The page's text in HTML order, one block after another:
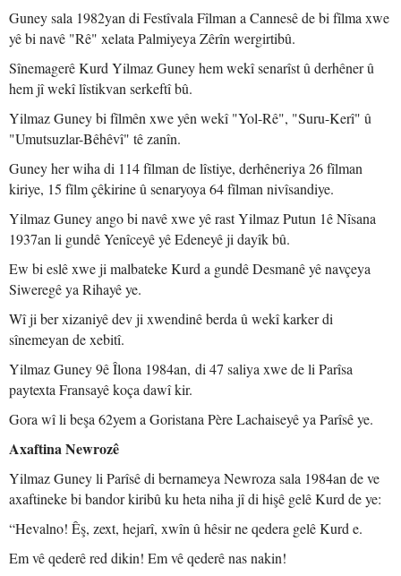
Guney sala 1982yan di Festîvala Fîlman a Cannesê de bi fîlma xwe
yê bi navê "Rê" xelata Palmiyeya Zêrîn wergirtibû.
Sînemagerê Kurd Yilmaz Guney hem wekî senarîst û derhêner û
hem jî wekî lîstikvan serkeftî bû.
Yilmaz Guney bi fîlmên xwe yên wekî "Yol-Rê", "Suru-Kerî" û
"Umutsuzlar-Bêhêvî" tê zanîn.
Guney her wiha di 114 fîlman de lîstiye, derhêneriya 26 fîlman
kiriye, 15 fîlm çêkirine û senaryoya 64 fîlman nivîsandiye.
Yilmaz Guney ango bi navê xwe yê rast Yilmaz Putun 1ê Nîsana
1937an li gundê Yenîceyê yê Edeneyê ji dayîk bû.
Ew bi eslê xwe ji malbateke Kurd a gundê Desmanê yê navçeya
Siweregê ya Rihayê ye.
Wî ji ber xizaniyê dev ji xwendinê berda û wekî karker di
sînemeyan de xebitî.
Yilmaz Guney 9ê Îlona 1984an, di 47 saliya xwe de li Parîsa
paytexta Fransayê koça dawî kir.
Gora wî li beşa 62yem a Goristana Père Lachaiseyê ya Parîsê ye.
Axaftina Newrozê
Yilmaz Guney li Parîsê di bernameya Newroza sala 1984an de ve
axaftineke bi bandor kiribû ku heta niha jî di hişê gelê Kurd de ye:
“Hevalno! Êş, zext, hejarî, xwîn û hêsir ne qedera gelê Kurd e.
Em vê qederê red dikin! Em vê qederê nas nakin!